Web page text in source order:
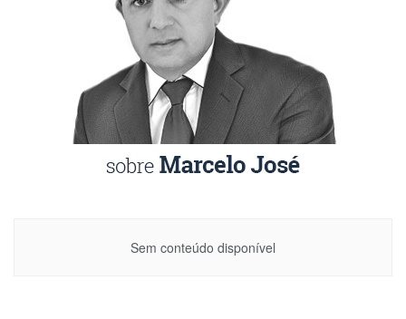
Sem conteúdo disponível